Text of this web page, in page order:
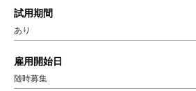
試用期間
あり
雇用開始日
随時募集